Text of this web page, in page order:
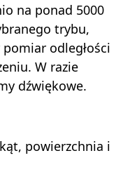
na ponad 5000
trybu,
odległości
W razie
dźwiękowe.
powierzchnia i